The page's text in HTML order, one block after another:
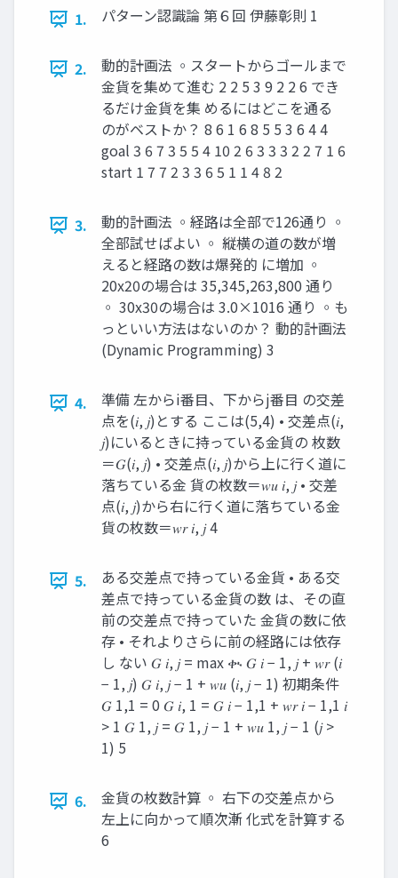
1. パターン認識論 第６回 伊藤彰則 1
2.
動的計画法 ◦スタートからゴールまで
金貨を集めて進む 2 2 5 3 9 2 2 6 でき
るだけ金貨を集 めるにはどこを通る
のがベストか？ 8 6 1 6 8 5 5 3 6 4 4
goal 3 6 7 3 5 5 4 10 2 6 3 3 3 2 2 7 1 6
start 1 7 7 2 3 3 6 5 1 1 4 8 2
3.
動的計画法 ◦経路は全部で126通り ◦
全部試せばよい ◦ 縦横の道の数が増
えると経路の数は爆発的 に増加 ◦
20x20の場合は 35,345,263,800 通り
◦ 30x30の場合は 3.0×1016 通り ◦も
っといい方法はないのか？ 動的計画法
(Dynamic Programming) 3
4.
準備 左からi番目、下からj番目 の交差
点を(𝑖, 𝑗)とする ここは(5,4) • 交差点(𝑖,
𝑗)にいるときに持っている金貨の 枚数
＝𝐺(𝑖, 𝑗) • 交差点(𝑖, 𝑗)から上に行く道に
落ちている金 貨の枚数＝𝑤𝑢 𝑖, 𝑗 • 交差
点(𝑖, 𝑗)から右に行く道に落ちている金
貨の枚数＝𝑤𝑟 𝑖, 𝑗 4
5.
ある交差点で持っている金貨 • ある交
差点で持っている金貨の数 は、その直
前の交差点で持っていた 金貨の数に依
存 • それよりさらに前の経路には依存
し ない 𝐺 𝑖, 𝑗 = max ቊ 𝐺 𝑖 − 1, 𝑗 + 𝑤𝑟 (𝑖
− 1, 𝑗) 𝐺 𝑖, 𝑗 − 1 + 𝑤𝑢 (𝑖, 𝑗 − 1) 初期条件
𝐺 1,1 = 0 𝐺 𝑖, 1 = 𝐺 𝑖 − 1,1 + 𝑤𝑟 𝑖 − 1,1 𝑖
> 1 𝐺 1, 𝑗 = 𝐺 1, 𝑗 − 1 + 𝑤𝑢 1, 𝑗 − 1 (𝑗 >
1) 5
6.
金貨の枚数計算 ◦ 右下の交差点から
左上に向かって順次漸 化式を計算する
6